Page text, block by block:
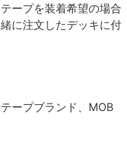
ープを装着希望の場合
に注文したデッキに付
ープブランド、MOB